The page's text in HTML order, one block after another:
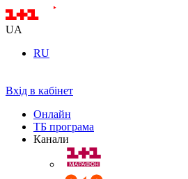
UA
RU
Вхід в кабінет
Онлайн
ТБ програма
Канали